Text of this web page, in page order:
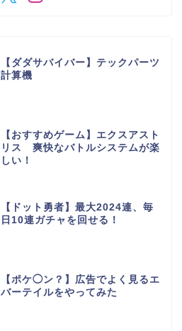
【ダダサバイバー】テックパーツ
計算機
【おすすめゲーム】エクスアスト
リス 爽快なバトルシステムが楽
しい！
【ドット勇者】最大2024連、毎
日10連ガチャを回せる！
【ポケ◯ン？】広告でよく見るエ
バーテイルをやってみた